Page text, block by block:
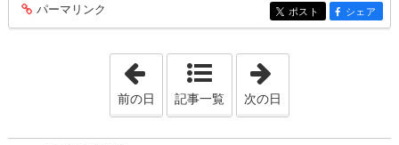
entry448
パーマリンク entry448
ポスト entry448
シェア
「2024年7月29日」
前の日 記事一覧 次の日